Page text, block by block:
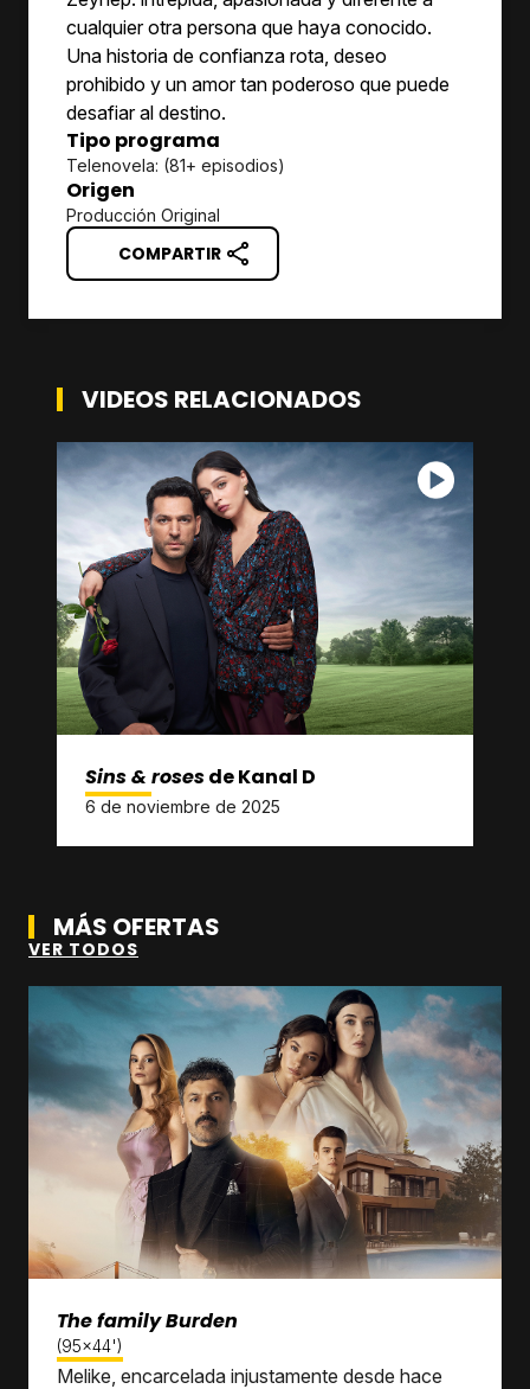
cualquier otra persona que haya conocido.
Una historia de confianza rota, deseo
prohibido y un amor tan poderoso que puede
desafiar al destino.
Tipo programa
Telenovela: (81+ episodios)
Origen
Producción Original
COMPARTIR
VIDEOS RELACIONADOS
Sins & rosesde Kanal D
6 de noviembre de 2025
MÁS OFERTAS
VER TODOS
The family Burden
(95x44')
Melike, encarcelada injustamente desde hace